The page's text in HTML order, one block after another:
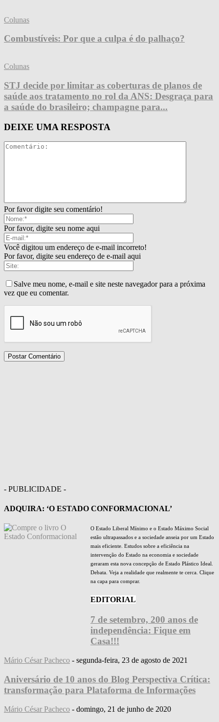
Colunas
Combustíveis: Por que a culpa é do palhaço?
Colunas
STJ decide por limitar as coberturas de planos de
saúde aos tratamento no rol da ANS: Desgraça para
a saúde do brasileiro; champagne para...
DEIXE UMA RESPOSTA
Por favor digite seu comentário!
Por favor, digite seu nome aqui
Você digitou um endereço de e-mail incorreto!
Por favor, digite seu endereço de e-mail aqui
Salve meu nome, e-mail e site neste navegador para a próxima
vez que eu comentar.
- PUBLICIDADE -
ADQUIRA: ‘O ESTADO CONFORMACIONAL’
O Estado Liberal Mínimo e o Estado Máximo Social
estão ultrapassados e a sociedade anseia por um Estado
mais eficiente. Estudos sobre a eficiência na
intervenção do Estado na economia e sociedade
geraram esta nova concepção de Estado Plástico Ideal.
Debata. Veja a realidade que realmente te cerca. Clique
na capa para comprar.
EDITORIAL
7 de setembro, 200 anos de
independência: Fique em
Casa!!!
Mário César Pacheco - segunda-feira, 23 de agosto de 2021
Aniversário de 10 anos do Blog Perspectiva Crítica:
transformação para Plataforma de Informações
Mário César Pacheco - domingo, 21 de junho de 2020